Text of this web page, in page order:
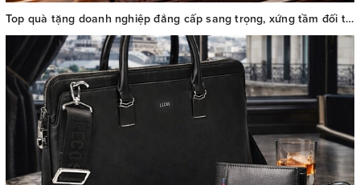
Top quà tặng doanh nghiệp đẳng cấp sang trọng, xứng tầm đối tác